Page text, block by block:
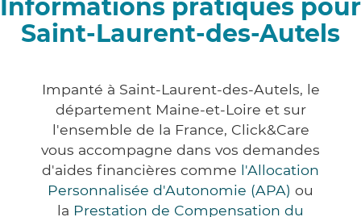
Informations pratiques pour
Saint-Laurent-des-Autels
Impanté à Saint-Laurent-des-Autels, le
département Maine-et-Loire et sur
l'ensemble de la France, Click&Care
vous accompagne dans vos demandes
d'aides financières comme l'Allocation
Personnalisée d'Autonomie (APA) ou
la Prestation de Compensation du